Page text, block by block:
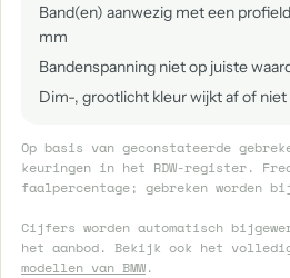
Band(en) aanwezig met een
mm
Bandenspanning niet op juiste
Dim-, grootlicht kleur wijkt af of
Op basis van geconstateerde
keuringen in het RDW-register.
faalpercentage; gebreken worden
Cijfers worden automatisch
het aanbod. Bekijk ook het
modellen van BMW.